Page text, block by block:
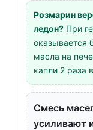
Розмарин
ледон? При
оказывается
масла на
капли 2 раза
Смесь
усиливают